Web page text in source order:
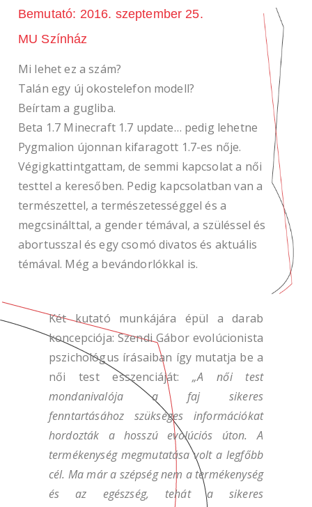
Bemutató: 2016. szeptember 25.
MU Színház
Mi lehet ez a szám?
Talán egy új okostelefon modell?
Beírtam a gugliba.
Beta 1.7 Minecraft 1.7 update… pedig lehetne
Pygmalion újonnan kifaragott 1.7-es nője.
Végigkattintgattam, de semmi kapcsolat a női
testtel a keresőben. Pedig kapcsolatban van a
természettel, a természetességgel és a
megcsinálttal, a gender témával, a szüléssel és
abortusszal és egy csomó divatos és aktuális
témával. Még a bevándorlókkal is.
Két kutató munkájára épül a darab
koncepciója: Szendi Gábor evolúcionista
pszichológus írásaiban így mutatja be a
női test esszenciáját:„A női test
mondanivalója a faj sikeres
fenntartásához szükséges információkat
hordozták a hosszú evolúciós úton. A
termékenység megmutatása volt a legfőbb
cél. Ma már a szépség nem a termékenység
és az egészség, tehát a sikeres